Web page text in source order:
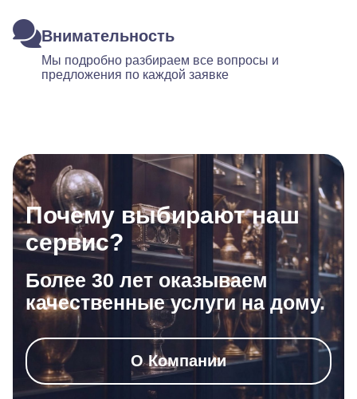
Внимательность
Мы подробно разбираем все вопросы и
предложения по каждой заявке
Почему выбирают наш
сервис?
Более 30 лет оказываем
качественные услуги на дому.
О Компании